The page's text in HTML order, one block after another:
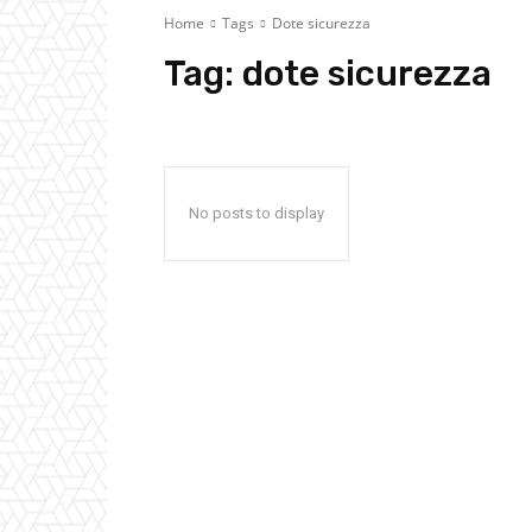
Home Tags Dote sicurezza
Tag: dote sicurezza
No posts to display